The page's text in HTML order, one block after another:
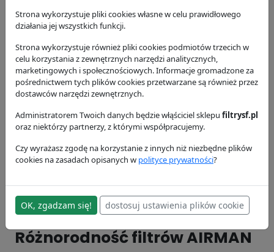
Dzięki wysokiej jakości i niezawodności, AIRMAN
zdobył zaufanie użytkowników na całym świecie.
Historia firmy AIRMAN
Historia firmy AIRMAN sięga lat 1950-tych, kiedy to
została założona w Japonii. Od początku swojego
istnienia, firma kładła nacisk na innowacyjność oraz
jakość swoich produktów. AIRMAN zyskał
technologii oraz wykorzystaniu nowoczesnych
metod produkcji. W ciągu lat, AIRMAN rozszerzył
akcesoria, w tym różnorodne filtry, które są
niezbędne dla prawidłowego działania ich urządzeń.
Różnorodność filtrów AIRMAN
Strona wykorzystuje pliki cookies własne w celu prawidłowego
działania jej wszystkich funkcji.
Strona wykorzystuje również pliki cookies podmiotów trzecich w
celu korzystania z zewnętrznych narzędzi analitycznych,
marketingowych i społecznościowych. Informacje gromadzone za
pośrednictwem tych plików cookies przetwarzane są również przez
dostawców narzędzi zewnętrznych.
Administratorem Twoich danych będzie włąściciel sklepu filtrysf.pl
oraz niektórzy partnerzy, z którymi współpracujemy.
Czy wyrażasz zgodę na korzystanie z innych niż niezbędne plików
cookies na zasadach opisanych w polityce prywatności?
OK, zgadzam się! dostosuj ustawienia plików cookie